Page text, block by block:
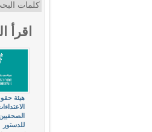
كلمات
اقرأ
هيئة
للدستور